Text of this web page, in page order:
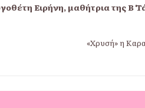
Ειρήνη, μαθήτρια της Β΄
«Χρυσή» η